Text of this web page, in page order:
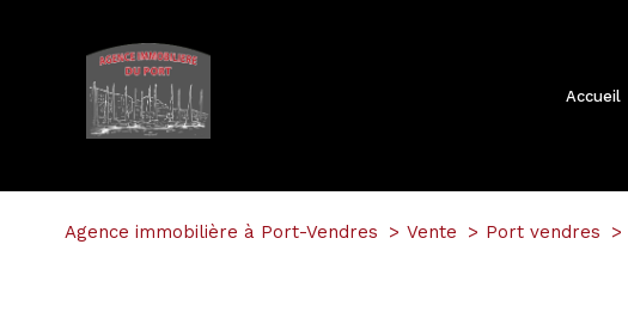
Accueil
Agence immobilière à Port-Vendres Vente Port vendres